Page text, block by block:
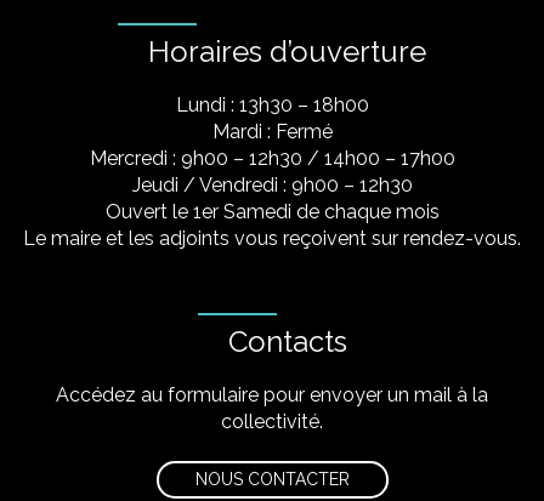
Horaires d’ouverture
Lundi : 13h30 – 18h00
Mardi : Fermé
Mercredi : 9h00 – 12h30 / 14h00 – 17h00
Jeudi / Vendredi : 9h00 – 12h30
Ouvert le 1er Samedi de chaque mois
Le maire et les adjoints vous reçoivent sur rendez-vous.
Contacts
Accédez au formulaire pour envoyer un mail à la
collectivité.
NOUS CONTACTER